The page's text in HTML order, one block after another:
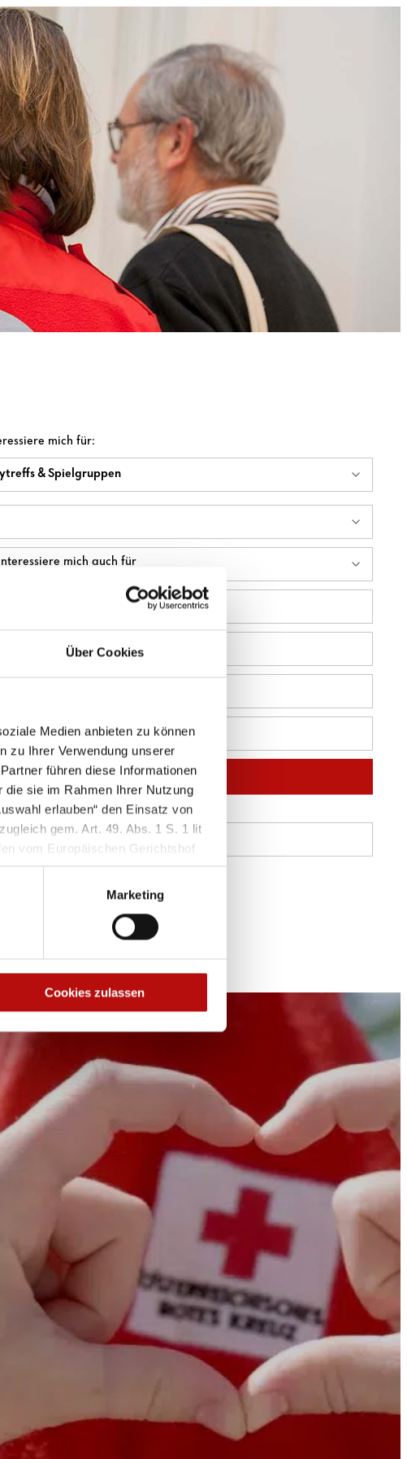
Über Cookies
Medien anbieten zu können
zu Ihrer Verwendung unserer
führen diese Informationen
die sie im Rahmen Ihrer Nutzung
erlauben“ den Einsatz von
gem. Art. 49. Abs. 1 S. 1 lit
vom Europäischen Gerichtshof
resultiert insbesondere aus dem
verarbeitet
zur Verfügung steht. Soweit Sie
Cookies verwenden“. Weitere
Marketing
Cookies zulassen
mich für:
*
Nachname
*
Jetzt anfragen
menschlich bist, lasse dieses Feld leer.